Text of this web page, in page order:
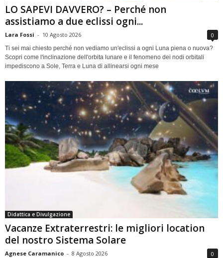
LO SAPEVI DAVVERO? – Perché non
assistiamo a due eclissi ogni...
Lara Fossi - 10 Agosto 2026 0
Ti sei mai chiesto perché non vediamo un'eclissi a ogni Luna piena o nuova?
Scopri come l'inclinazione dell'orbita lunare e il fenomeno dei nodi orbitali
impediscono a Sole, Terra e Luna di allinearsi ogni mese
Didattica e Divulgazione
Vacanze Extraterrestri: le migliori location
del nostro Sistema Solare
Agnese Caramanico - 8 Agosto 2026 0